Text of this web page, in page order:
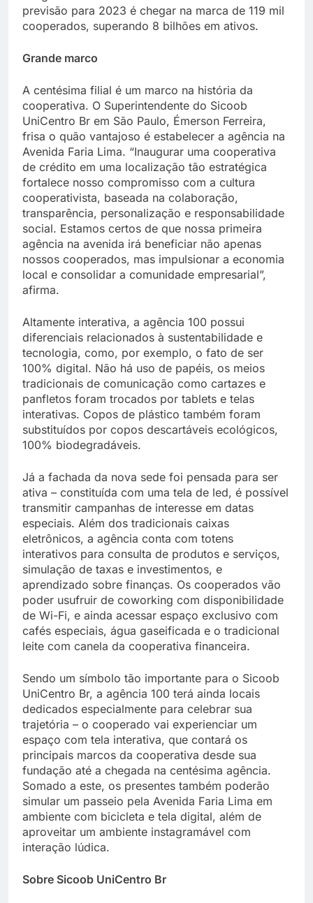
previsão para 2023 é chegar na marca de 119 mil
cooperados, superando 8 bilhões em ativos.
Grande marco
A centésima filial é um marco na história da
cooperativa. O Superintendente do Sicoob
UniCentro Br em São Paulo, Émerson Ferreira,
frisa o quão vantajoso é estabelecer a agência na
Avenida Faria Lima. “Inaugurar uma cooperativa
de crédito em uma localização tão estratégica
fortalece nosso compromisso com a cultura
cooperativista, baseada na colaboração,
transparência, personalização e responsabilidade
social. Estamos certos de que nossa primeira
agência na avenida irá beneficiar não apenas
nossos cooperados, mas impulsionar a economia
local e consolidar a comunidade empresarial”,
afirma.
Altamente interativa, a agência 100 possui
diferenciais relacionados à sustentabilidade e
tecnologia, como, por exemplo, o fato de ser
100% digital. Não há uso de papéis, os meios
tradicionais de comunicação como cartazes e
panfletos foram trocados por tablets e telas
interativas. Copos de plástico também foram
substituídos por copos descartáveis ecológicos,
100% biodegradáveis.
Já a fachada da nova sede foi pensada para ser
ativa – constituída com uma tela de led, é possível
transmitir campanhas de interesse em datas
especiais. Além dos tradicionais caixas
eletrônicos, a agência conta com totens
interativos para consulta de produtos e serviços,
simulação de taxas e investimentos, e
aprendizado sobre finanças. Os cooperados vão
poder usufruir de coworking com disponibilidade
de Wi-Fi, e ainda acessar espaço exclusivo com
cafés especiais, água gaseificada e o tradicional
leite com canela da cooperativa financeira.
Sendo um símbolo tão importante para o Sicoob
UniCentro Br, a agência 100 terá ainda locais
dedicados especialmente para celebrar sua
trajetória – o cooperado vai experienciar um
espaço com tela interativa, que contará os
principais marcos da cooperativa desde sua
fundação até a chegada na centésima agência.
Somado a este, os presentes também poderão
simular um passeio pela Avenida Faria Lima em
ambiente com bicicleta e tela digital, além de
aproveitar um ambiente instagramável com
interação lúdica.
Sobre Sicoob UniCentro Br